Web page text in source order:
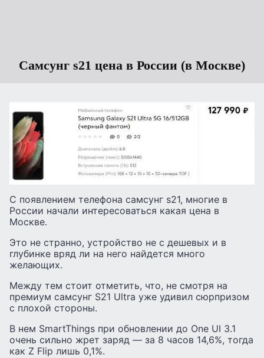
Самсунг s21 цена в России (в Москве)
С появлением телефона самсунг s21, многие в
России начали интересоваться какая цена в
Москве.
Это не странно, устройство не с дешевых и в
глубинке вряд ли на него найдется много
желающих.
Между тем стоит отметить, что, не смотря на
премиум самсунг S21 Ultra уже удивил сюрпризом
с плохой стороны.
В нем SmartThings при обновлении до One UI 3.1
очень сильно жрет заряд — за 8 часов 14,6%, тогда
как Z Flip лишь 0,1%.